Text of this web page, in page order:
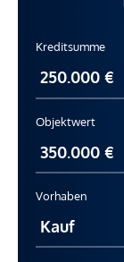
Kreditsumme
Objektwert
Vorhaben